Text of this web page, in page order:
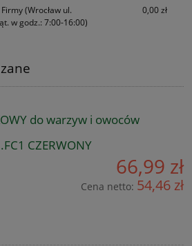
(Wrocław ul.
w godz.: 7:00-16:00)
0,00 zł
do warzyw i owoców
CZERWONY
66,99 zł
Cena netto: 54,46 zł